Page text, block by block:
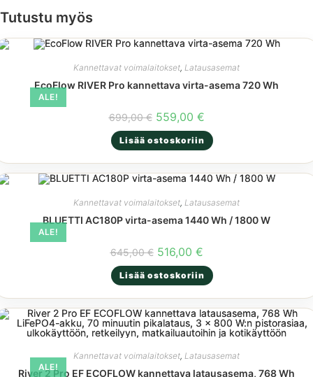
Tutustu myös
ALE!
Kannettavat voimalaitokset, Latausasemat
EcoFlow RIVER Pro kannettava virta-asema 720 Wh
699,00€ Alkuperäinen
oli:
699,00 €.
559,00 €Nykyinen
on:
559,00 €.
Lisää ostoskoriin
ALE!
Kannettavat voimalaitokset, Latausasemat
BLUETTI AC180P virta-asema 1440 Wh / 1800 W
645,00€ Alkuperäinen
hinta
oli:
645,00 €.
516,00 €Nykyinen
hinta
on:
516,00 €.
Lisää ostoskoriin
ALE!
Kannettavat voimalaitokset, Latausasemat
River 2 Pro EF ECOFLOW kannettava latausasema, 768 Wh